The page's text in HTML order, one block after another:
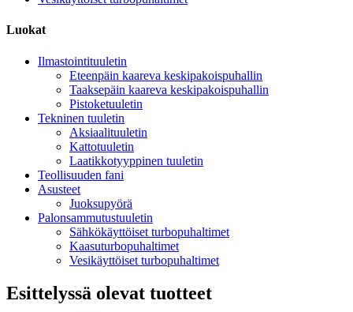
Luokat
Ilmastointituuletin
Eteenpäin kaareva keskipakoispuhallin
Taaksepäin kaareva keskipakoispuhallin
Pistoketuuletin
Tekninen tuuletin
Aksiaalituuletin
Kattotuuletin
Laatikkotyyppinen tuuletin
Teollisuuden fani
Asusteet
Juoksupyörä
Palonsammutustuuletin
Sähkökäyttöiset turbopuhaltimet
Kaasuturbopuhaltimet
Vesikäyttöiset turbopuhaltimet
Esittelyssä olevat tuotteet